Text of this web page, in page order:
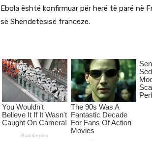
Ebola është konfirmuar për herë të parë në
së Shëndetësisë franceze.